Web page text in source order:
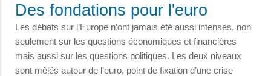
Des fondations pour l'euro
Les débats sur l’Europe n’ont jamais été aussi intenses, non
seulement sur les questions économiques et financières
mais aussi sur les questions politiques. Les deux niveaux
sont mêlés autour de l’euro, point de fixation d’une crise